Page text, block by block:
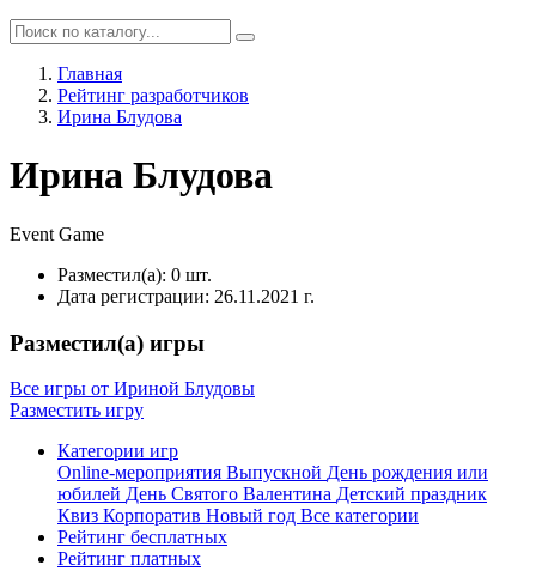
Главная
Рейтинг разработчиков
Ирина Блудова
Ирина Блудова
Event Game
Разместил(а): 0 шт.
Дата регистрации: 26.11.2021 г.
Разместил(а) игры
Все игры от Ириной Блудовы
Разместить игру
Категории игр
Online-мероприятия Выпускной День рождения или
юбилей День Святого Валентина Детский праздник
Квиз Корпоратив Новый год Все категории
Рейтинг бесплатных
Рейтинг платных